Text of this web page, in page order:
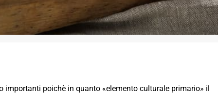
importanti poichè in quanto «elemento culturale primario» il